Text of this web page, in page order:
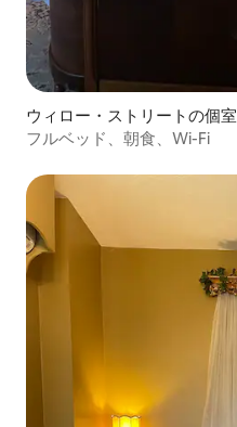
ウィロー・ストリートの個室
フルベッド、朝食、Wi-Fi